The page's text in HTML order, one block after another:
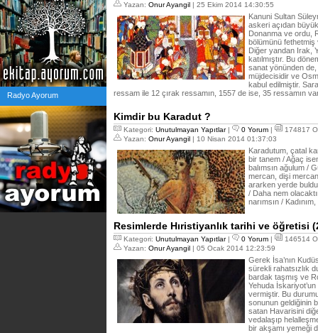
Radyo Ayorum
Yazan: Onur Ayangil | 25 Ekim 2014 14:30:55
Kanuni Sultan
askeri açıdan
Donanma ve ordu,
bölümünü fethetmiş
Diğer yandan Irak,
katılmıştır. Bu
sanat yönünden
müjdecisidir ve
kabul edilmiştir.
ressam ile 12 çırak ressamın, 1557 de ise, 35 ressamın
Kimdir bu Karadut ?
Kategori: Unutulmayan Yapıtlar| 0 Yorum |
174817
Yazan: Onur Ayangil | 10 Nisan 2014 01:37:03
Karadutum, çatal
bir tanem / Ağaç
balımsın ağulum /
mercan, dişi
ararken yerde
/ Daha nem
narımsın /
Resimlerde Hıristiyanlık tarihi ve öğretisi
Kategori: Unutulmayan Yapıtlar| 0 Yorum |
146514
Yazan: Onur Ayangil | 05 Ocak 2014 12:23:59
Gerek İsa’nın
sürekli rahatsızlık
bardak taşmış ve
Yehuda İskariyot’un
vermiştir. Bu
sonunun geldiğinin
satan Havarisini
vedalaşıp
bir akşamı yemeği